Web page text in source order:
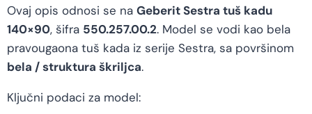
Ovaj opis odnosi se na Geberit Sestra tuš kadu
140×90, šifra 550.257.00.2. Model se vodi kao bela
pravougaona tuš kada iz serije Sestra, sa površinom
bela / struktura škriljca.
Ključni podaci za model: